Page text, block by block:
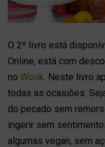
O 2º livro está
Online, está com
noWook . Neste livro
todas as ocasiões.
do pecado sem
ingerir sem
algumas vegan, sem